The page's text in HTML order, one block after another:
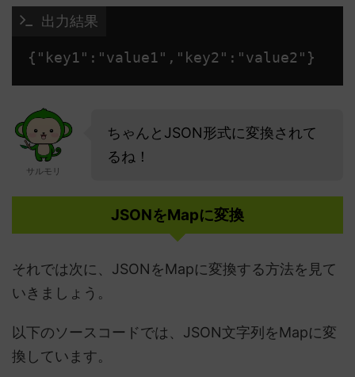
出力結果
{"key1":"value1","key2":"value2"}
サルモリ
ちゃんとJSON形式に変換されて
るね！
JSONをMapに変換
それでは次に、JSONをMapに変換する方法を見て
いきましょう。
以下のソースコードでは、JSON文字列をMapに変
換しています。